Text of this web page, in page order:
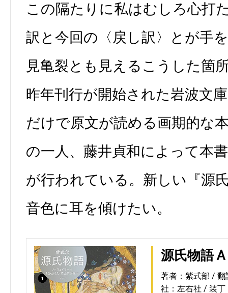
この隔たりに私はむしろ心打
訳と今回の〈戻し訳〉とが手
見亀裂とも見えるこうした箇
昨年刊行が開始された岩波文
だけで原文が読める画期的な
の一人、藤井貞和によって本
が行われている。新しい『源
音色に耳を傾けたい。
源氏物語
著者：紫式部
翻
社：左右社
装丁